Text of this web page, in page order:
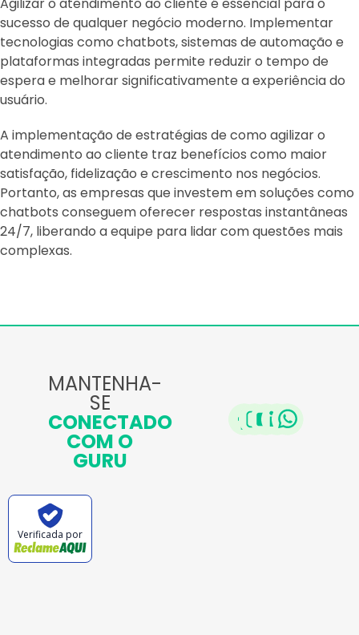
sucesso de qualquer negócio moderno. Implementar
tecnologias como chatbots, sistemas de automação e
plataformas integradas permite reduzir o tempo de
espera e melhorar significativamente a experiência do
usuário.
A implementação de estratégias de como agilizar o
atendimento ao cliente traz benefícios como maior
satisfação, fidelização e crescimento nos negócios.
Portanto, as empresas que investem em soluções como
chatbots conseguem oferecer respostas instantâneas
24/7, liberando a equipe para lidar com questões mais
complexas.
MANTENHA-
SE
CONECTADO
COM O
GURU
Verificada por